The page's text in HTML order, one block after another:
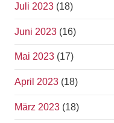
Juli 2023 (18)
Juni 2023 (16)
Mai 2023 (17)
April 2023 (18)
März 2023 (18)